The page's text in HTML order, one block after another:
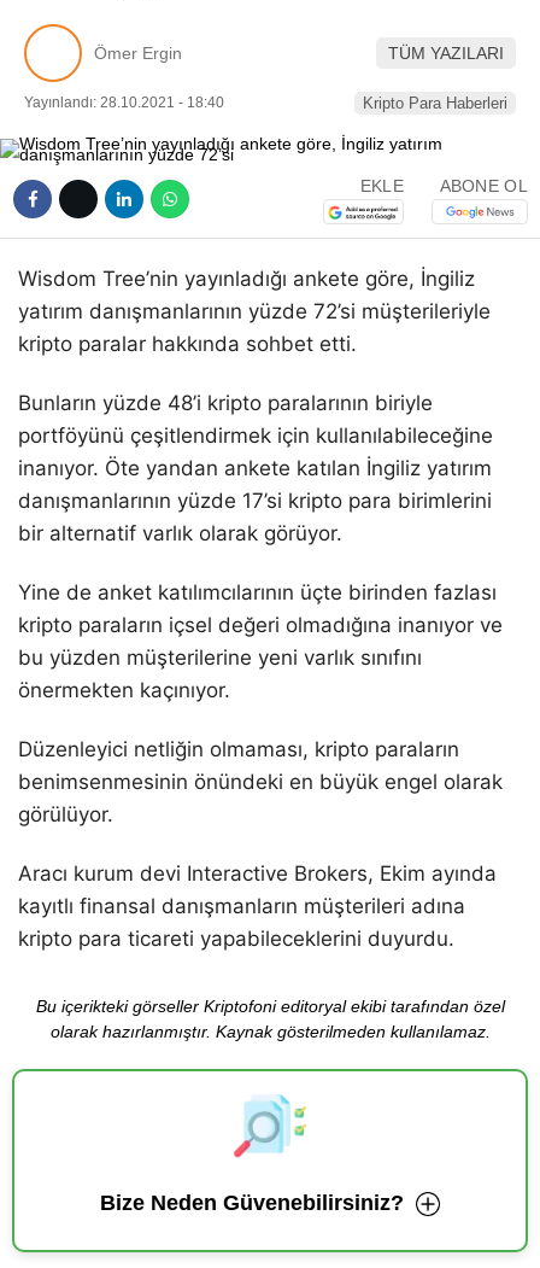
Telegram
Ömer Ergin TÜM YAZILARI
Yayınlandı: 28.10.2021 - 18:40 Kripto Para Haberleri
EKLE ABONE OL
Wisdom Tree’nin yayınladığı ankete göre, İngiliz
yatırım danışmanlarının yüzde 72’si müşterileriyle
kripto paralar hakkında sohbet etti.
Bunların yüzde 48’i kripto paralarının biriyle
portföyünü çeşitlendirmek için kullanılabileceğine
inanıyor. Öte yandan ankete katılan İngiliz yatırım
danışmanlarının yüzde 17’si kripto para birimlerini
bir alternatif varlık olarak görüyor.
Yine de anket katılımcılarının üçte birinden fazlası
kripto paraların içsel değeri olmadığına inanıyor ve
bu yüzden müşterilerine yeni varlık sınıfını
önermekten kaçınıyor.
Düzenleyici netliğin olmaması, kripto paraların
benimsenmesinin önündeki en büyük engel olarak
görülüyor.
Aracı kurum devi Interactive Brokers, Ekim ayında
kayıtlı finansal danışmanların müşterileri adına
kripto para ticareti yapabileceklerini duyurdu.
Bu içerikteki görseller Kriptofoni editoryal ekibi tarafından özel
olarak hazırlanmıştır. Kaynak gösterilmeden kullanılamaz.
Bize Neden Güvenebilirsiniz?